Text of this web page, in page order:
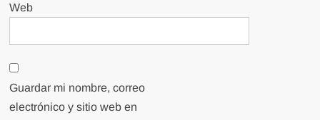
Web
Guardar mi nombre, correo
electrónico y sitio web en